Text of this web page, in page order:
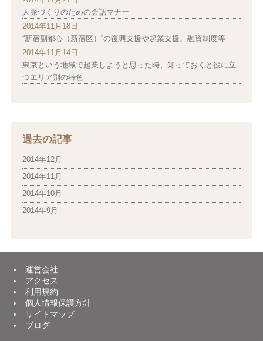
人脈づくりのための会話マナー
2014年11月18日
“新宿副都心（新宿区）”の復興支援や起業支援、融資制度等
2014年11月14日
東京という地域で起業しようと思った時、知っておくと役に立
つエリア別の特色
過去の記事
2014年12月
2014年11月
2014年10月
2014年9月
運営会社
アクセス
利用規約
個人情報保護方針
サイトマップ
ブログ